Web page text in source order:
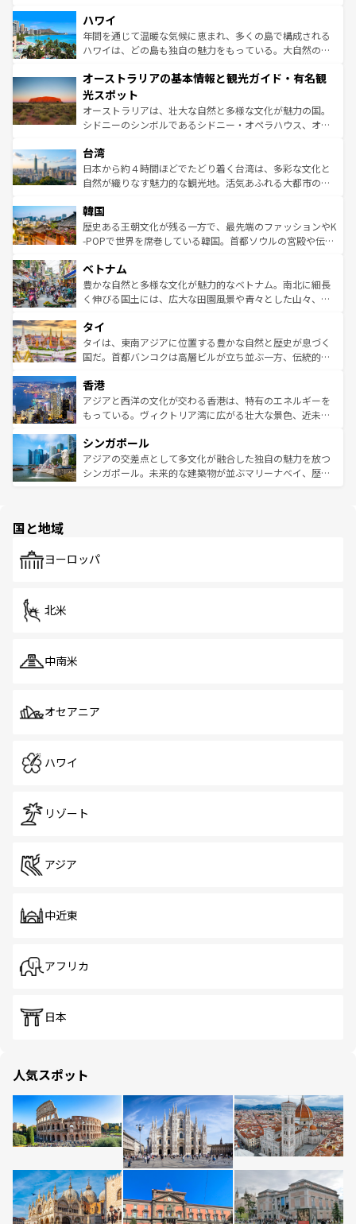
着のスイス情報は
のような巨大都市は、観光、ショッピング、エンターテイ
ンメントが詰まった刺激的なスポットだ。一方、アメリカ
西部には大自然が広がり、グランドキャニオンやイエロー
部のニューオーリンズでは、音楽と美食が融合した独特の
文化が魅力。旅行者はアメリカの各地域で異なる魅力を楽
しみながら、その多様性と豊かな歴史を感じることができ
るだろう。車でのロードトリップや列車の旅も、アメリカ
情報は
ハワイ
年間を通じて温暖な気候に恵まれ、多くの島で構成される
ハワイは、どの島も独自の魅力をもっている。大自然の神
ワイ島は見逃せない。また、定番の観光地といえばオアフ
島だが、静かな自然を求めるならマウイ島やカウアイ島が
おすすめ。エメラルドグリーンに輝く海をはじめ、豊かな
文化や歴史が息づいている。「アロハスピリット」と呼ば
人々、おいしいローカルフードやハワイアンミュージッ
ク、伝統的なフラダンスなど、すべてがハワイの魅力を彩
っている。訪れるたびに新しい発見と感動が待っているハ
はコンテンツ一覧
オーストラリアの基本情報と観光ガイド・有名観
光スポット
オーストラリアは、壮大な自然と多様な文化が魅力の国。
シドニーのシンボルであるシドニー・オペラハウス、オー
リアリーフや大陸中央部にそびえるウルル（エアーズロッ
ク）、タスマニアの美しい原生林やケアンズの熱帯雨林な
ど、見どころがたくさん。また、カフェやワイン、オージ
いる。アクティビティも充実しており、サーフィンやダイ
ビング、ハイキングなど、アウトドア好きにはたまらな
い。オーストラリアの多彩な魅力を存分に味わいつくそ
参照してほしい。
台湾
日本から約４時間ほどでたどり着く台湾は、多彩な文化と
自然が織りなす魅力的な観光地。活気あふれる大都市の台
ン）、静ひつな山岳地帯である台湾東部など、都市の喧騒
と山間の静けさが共存しており、訪れる人に新しい発見と
驚きをもたらしてくれる。また、奥深い台湾の食文化も魅
容にもいいと評判のスイーツなど、バラエティ豊かな料理
が味わえる。 なお、新着の台湾情報は コンテンツ一覧を参
照してほしい。
韓国
歴史ある王朝文化が残る一方で、最先端のファッションやK
-POPで世界を席巻している韓国。首都ソウルの宮殿や伝統
き、地方に足を延ばせば四季折々の自然美を楽しむことが
できる。そして、キムチや焼肉、絶品のストリートフード
まで、さまざまな韓国料理が待っている。夜には、韓国な
リティに包まれながら、韓国の多彩な魅力を心ゆくまで味
わってみてほしい。 なお、新着の韓国情報はコンテンツ一
覧を参照してほしい。
ベトナム
豊かな自然と多様な文化が魅力的なベトナム。南北に細長
く伸びる国土には、広大な田園風景や青々とした山々、世
急速な発展と共に伝統が息づく。ハノイの古い町並みやホ
ーチミン市のフランス統治時代の建物も、独特の雰囲気を
醸し出している。また、バラエティの豊かさとおいしさで
とつ。フォーやバインミー、ベトナムコーヒーなどは、ぜ
ひ現地で味わいたい。どの地域を訪れてもあたたかい人々
が旅行者を迎えてくれるので、きっと忘れられない旅にな
参照してほしい。
タイ
タイは、東南アジアに位置する豊かな自然と歴史が息づく
国だ。首都バンコクは高層ビルが立ち並ぶ一方、伝統的な
の活気が交差している。北部ではチェンマイなどの山岳地
帯で自然と触れ合い、南部ではプーケットやクラビの美し
いビーチでリゾート気分を楽しむことができる。タイ料理
激する。気候は一年中温暖で、どの季節にも異なる楽しみ
が待っている。親しみやすいタイの人々、仏教を中心とし
た文化、そして多様な観光資源が、訪れる旅人を魅了し続
香港
アジアと西洋の文化が交わる香港は、特有のエネルギーを
もっている。ヴィクトリア湾に広がる壮大な景色、近未来
み、どこを訪れても感動するはず。観光スポットが密集し
ており、効率よく見どころを回れるのも魅力。息をのむよ
うな絶景から文化的な体験まで、香港を存分に楽しみ尽く
シンガポール
アジアの交差点として多文化が融合した独自の魅力を放つ
シンガポール。未来的な建築物が並ぶマリーナベイ、歴史
で、ホーカーズは地元の風情を楽しめる外せないスポット
国と地域
ヨーロッパ
北米
中南米
オセアニア
ハワイ
リゾート
アジア
中近東
アフリカ
日本
人気スポット